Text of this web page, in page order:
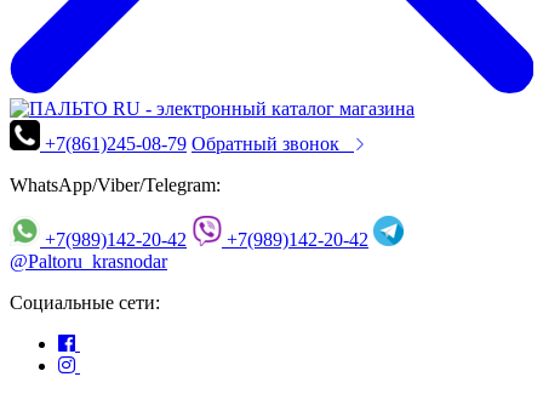
+7(861)245-08-79 Обратный звонок
WhatsApp/Viber/Telegram:
+7(989)142-20-42
+7(989)142-20-42
@Paltoru_krasnodar
Социальные сети: